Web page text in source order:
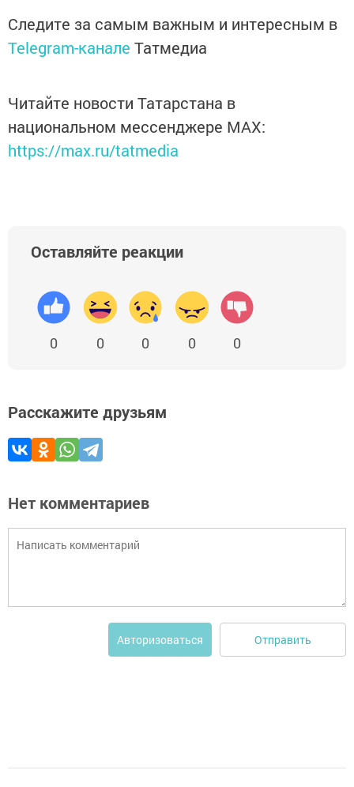
Следите за самым важным и интересным в
Telegram-канале Татмедиа
Читайте новости Татарстана в
национальном мессенджере MАХ:
https://max.ru/tatmedia
Оставляйте реакции
0 0 0 0 0
Расскажите друзьям
Нет комментариев
Авторизоваться Отправить